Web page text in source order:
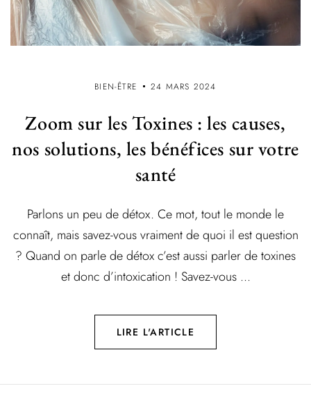
BIEN-ÊTRE 24 MARS 2024
Zoom sur les Toxines : les causes,
nos solutions, les bénéfices sur votre
santé
Parlons un peu de détox. Ce mot, tout le monde le
connaît, mais savez-vous vraiment de quoi il est question
? Quand on parle de détox c’est aussi parler de toxines
et donc d’intoxication ! Savez-vous ...
LIRE L'ARTICLE